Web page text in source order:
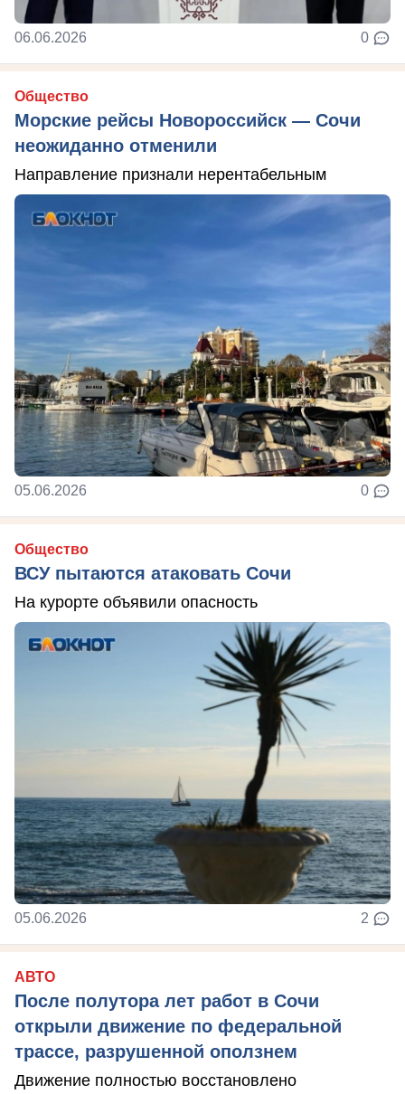
06.06.2026 0
Общество
Морские рейсы Новороссийск — Сочи
неожиданно отменили
Направление признали нерентабельным
05.06.2026 0
Общество
ВСУ пытаются атаковать Сочи
На курорте объявили опасность
05.06.2026 2
АВТО
После полутора лет работ в Сочи
открыли движение по федеральной
трассе, разрушенной оползнем
Движение полностью восстановлено